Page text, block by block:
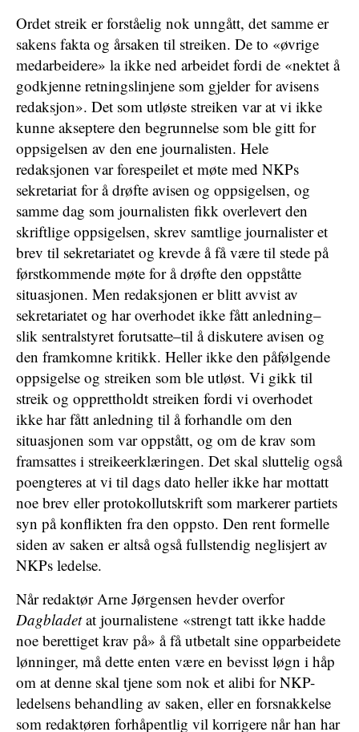
Ordet streik er forståelig nok unngått, det samme er
sakens fakta og årsaken til streiken. De to «øvrige
medarbeidere» la ikke ned arbeidet fordi de «nektet å
godkjenne retningslinjene som gjelder for avisens
redaksjon». Det som utløste streiken var at vi ikke
kunne akseptere den begrunnelse som ble gitt for
oppsigelsen av den ene journalisten. Hele
redaksjonen var forespeilet et møte med NKPs
sekretariat for å drøfte avisen og oppsigelsen, og
samme dag som journalisten fikk overlevert den
skriftlige oppsigelsen, skrev samtlige journalister et
brev til sekretariatet og krevde å få være til stede på
førstkommende møte for å drøfte den oppståtte
situasjonen. Men redaksjonen er blitt avvist av
sekretariatet og har overhodet ikke fått anledning–
slik sentralstyret forutsatte–til å diskutere avisen og
den framkomne kritikk. Heller ikke den påfølgende
oppsigelse og streiken som ble utløst. Vi gikk til
streik og opprettholdt streiken fordi vi overhodet
ikke har fått anledning til å forhandle om den
situasjonen som var oppstått, og om de krav som
framsattes i streikeerklæringen. Det skal sluttelig også
poengteres at vi til dags dato heller ikke har mottatt
noe brev eller protokollutskrift som markerer partiets
syn på konflikten fra den oppsto. Den rent formelle
siden av saken er altså også fullstendig neglisjert av
NKPs ledelse.
Når redaktør Arne Jørgensen hevder overfor
Dagbladetat journalistene «strengt tatt ikke hadde
noe berettiget krav på» å få utbetalt sine opparbeidete
lønninger, må dette enten være en bevisst løgn i håp
om at denne skal tjene som nok et alibi for NKP-
ledelsens behandling av saken, eller en forsnakkelse
som redaktøren forhåpentlig vil korrigere når han har